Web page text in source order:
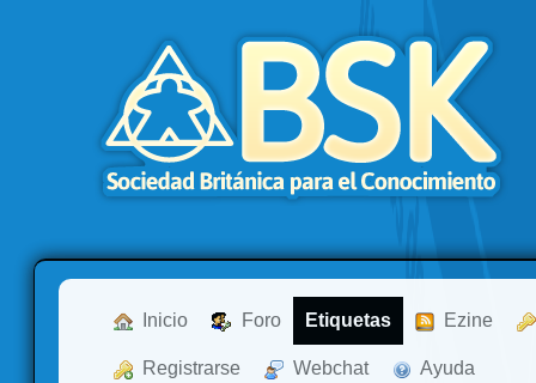
Inicio Foro Etiquetas Ezine
Registrarse Webchat Ayuda